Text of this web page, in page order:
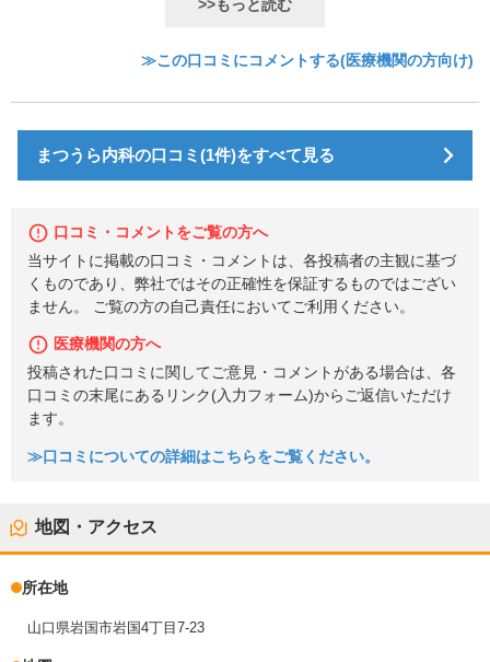
>>もっと読む
≫この口コミにコメントする(医療機関の方向け)
まつうら内科の口コミ(1件)をすべて見る
口コミ・コメントをご覧の方へ
当サイトに掲載の口コミ・コメントは、各投稿者の主観に基づ
くものであり、弊社ではその正確性を保証するものではござい
ません。 ご覧の方の自己責任においてご利用ください。
医療機関の方へ
投稿された口コミに関してご意見・コメントがある場合は、各
口コミの末尾にあるリンク(入力フォーム)からご返信いただけ
ます。
≫口コミについての詳細はこちらをご覧ください。
地図・アクセス
所在地
山口県岩国市岩国4丁目7-23